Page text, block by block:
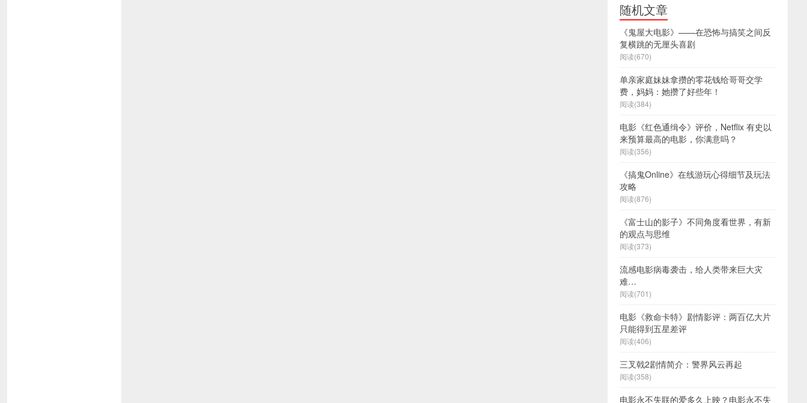
随机文章
《鬼屋大电影》——在恐怖与搞笑之间反
复横跳的无厘头喜剧
阅读(670)
单亲家庭妹妹拿攒的零花钱给哥哥交学
费，妈妈：她攒了好些年！
阅读(384)
电影《红色通缉令》评价，Netflix 有史以
来预算最高的电影，你满意吗？
阅读(356)
《搞鬼Online》在线游玩心得细节及玩法
攻略
阅读(876)
《富士山的影子》不同角度看世界，有新
的观点与思维
阅读(373)
流感电影病毒袭击，给人类带来巨大灾
难…
阅读(701)
电影《救命卡特》剧情影评：两百亿大片
只能得到五星差评
阅读(406)
三叉戟2剧情简介：警界风云再起
阅读(358)
电影永不失联的爱多久上映？电影永不失